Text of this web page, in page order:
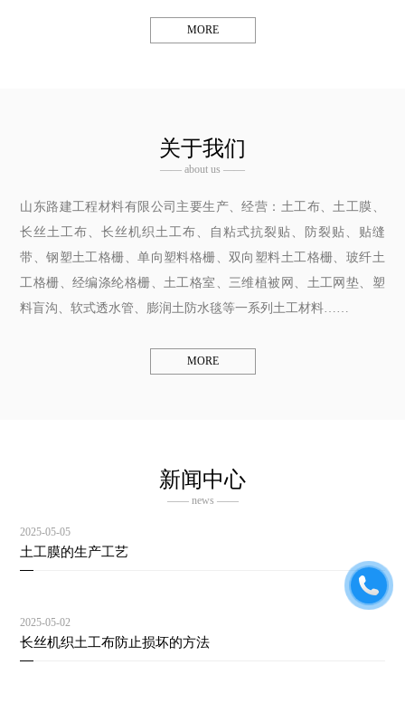
MORE
关于我们
—— about us ——
山东路建工程材料有限公司主要生产、经营：土工布、土工膜、
长丝土工布、长丝机织土工布、自粘式抗裂贴、防裂贴、贴缝
带、钢塑土工格栅、单向塑料格栅、双向塑料土工格栅、玻纤土
工格栅、经编涤纶格栅、土工格室、三维植被网、土工网垫、塑
料盲沟、软式透水管、膨润土防水毯等一系列土工材料……
MORE
新闻中心
—— news ——
2025-05-05
土工膜的生产工艺
2025-05-02
长丝机织土工布防止损坏的方法